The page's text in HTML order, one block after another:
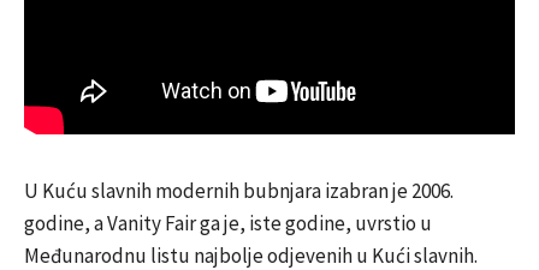
U Kuću slavnih modernih bubnjara izabran je 2006.
godine, a Vanity Fair ga je, iste godine, uvrstio u
Međunarodnu listu najbolje odjevenih u Kući slavnih.